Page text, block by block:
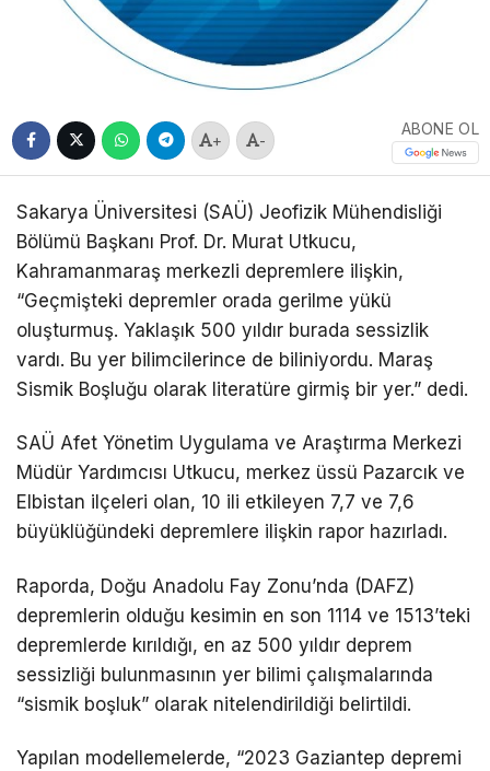
+ -
ABONE OL
Sakarya Üniversitesi (SAÜ) Jeofizik Mühendisliği
Bölümü Başkanı Prof. Dr. Murat Utkucu,
Kahramanmaraş merkezli depremlere ilişkin,
“Geçmişteki depremler orada gerilme yükü
oluşturmuş. Yaklaşık 500 yıldır burada sessizlik
vardı. Bu yer bilimcilerince de biliniyordu. Maraş
Sismik Boşluğu olarak literatüre girmiş bir yer.” dedi.
SAÜ Afet Yönetim Uygulama ve Araştırma Merkezi
Müdür Yardımcısı Utkucu, merkez üssü Pazarcık ve
Elbistan ilçeleri olan, 10 ili etkileyen 7,7 ve 7,6
büyüklüğündeki depremlere ilişkin rapor hazırladı.
Raporda, Doğu Anadolu Fay Zonu’nda (DAFZ)
depremlerin olduğu kesimin en son 1114 ve 1513’teki
depremlerde kırıldığı, en az 500 yıldır deprem
sessizliği bulunmasının yer bilimi çalışmalarında
“sismik boşluk” olarak nitelendirildiği belirtildi.
Yapılan modellemelerde, “2023 Gaziantep depremi